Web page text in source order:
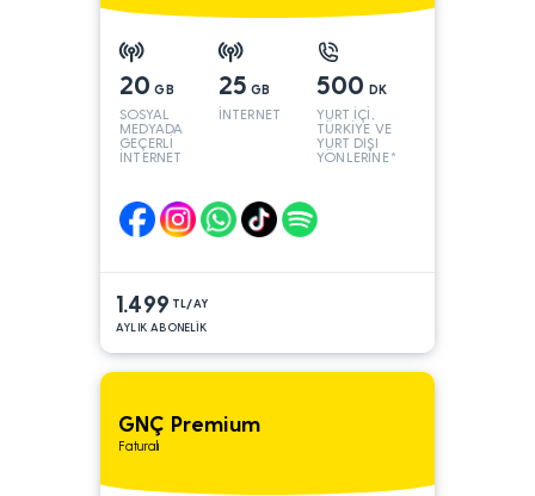
20 GB
SOSYAL
MEDYADA
GEÇERLİ
İNTERNET
25 GB
İNTERNET
500 DK
YURT İÇİ,
TÜRKİYE VE
YURT DIŞI
YÖNLERİNE*
1.499 TL/AY
AYLIK ABONELİK
GNÇ Premium
Faturalı